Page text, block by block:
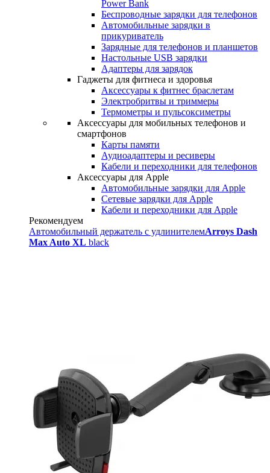
Power Bank
Беспроводные зарядки для телефонов
Автомобильные зарядки в
прикуриватель
Зарядные для телефонов и планшетов
Настольные USB зарядки
Адаптеры для зарядок
Гаджеты для фитнеса и здоровья
Аксессуары к фитнес браслетам
Электробритвы и триммеры
Термометры и пульсоксиметры
Аксессуары для мобильных телефонов и
смартфонов
Карты памяти
Аудиоадаптеры и ресиверы
Кабели и переходники для телефонов
Аксессуары для Apple
Автомобильные зарядки для Apple
Сетевые зарядки для Apple
Кабели и переходники для Apple
Рекомендуем
Автомобильный держатель с удлинителемArroys Dash
Max Auto XL black